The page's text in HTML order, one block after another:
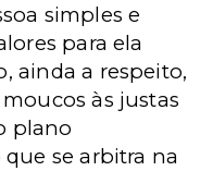
simples e
para ela
ainda a respeito,
às justas
plano
se arbitra na